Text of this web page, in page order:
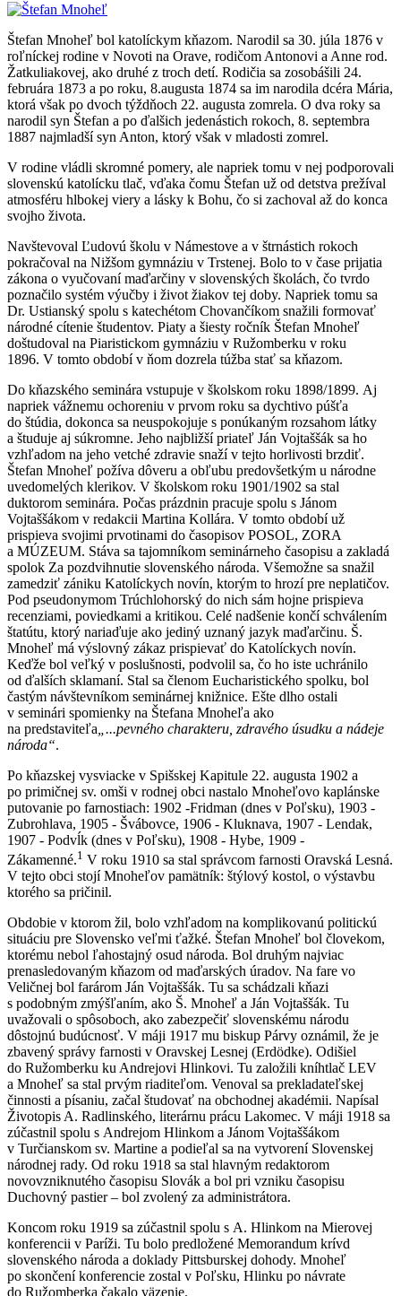
Štefan Mnoheľ bol katolíckym kňazom. Narodil sa 30. júla 1876 v
roľníckej rodine v Novoti na Orave, rodičom Antonovi a Anne rod.
Žatkuliakovej, ako druhé z troch detí. Rodičia sa zosobášili 24.
februára 1873 a po roku, 8.augusta 1874 sa im narodila dcéra Mária,
ktorá však po dvoch týždňoch 22. augusta zomrela. O dva roky sa
narodil syn Štefan a po ďalšich jedenástich rokoch, 8. septembra
1887 najmladší syn Anton, ktorý však v mladosti zomrel.
V rodine vládli skromné pomery, ale napriek tomu v nej podporovali
slovenskú katolícku tlač, vďaka čomu Štefan už od detstva prežíval
atmosféru hlbokej viery a lásky k Bohu, čo si zachoval až do konca
svojho života.
Navštevoval Ľudovú školu v Námestove a v štrnástich rokoch
pokračoval na Nižšom gymnáziu v Trstenej. Bolo to v čase prijatia
zákona o vyučovaní maďarčiny v slovenských školách, čo tvrdo
poznačilo systém výučby i život žiakov tej doby. Napriek tomu sa
Dr. Ustianský spolu s katechétom Chovančíkom snažili formovať
národné cítenie študentov. Piaty a šiesty ročník Štefan Mnoheľ
doštudoval na Piaristickom gymnáziu v Ružomberku v roku
1896. V tomto období v ňom dozrela túžba stať sa kňazom.
Do kňazského seminára vstupuje v školskom roku 1898/1899. Aj
napriek vážnemu ochoreniu v prvom roku sa dychtivo púšťa
do štúdia, dokonca sa neuspokojuje s ponúkaným rozsahom látky
a študuje aj súkromne. Jeho najbližší priateľ Ján Vojtaššák sa ho
vzhľadom na jeho vetché zdravie snaží v tejto horlivosti brzdiť.
Štefan Mnoheľ požíva dôveru a obľubu predovšetkým u národne
uvedomelých klerikov. V školskom roku 1901/1902 sa stal
duktorom seminára. Počas prázdnin pracuje spolu s Jánom
Vojtaššákom v redakcii Martina Kollára. V tomto období už
prispieva svojimi prvotinami do časopisov POSOL, ZORA
a MÚZEUM. Stáva sa tajomníkom seminárneho časopisu a zakladá
spolok Za pozdvihnutie slovenského národa. Všemožne sa snažil
zamedziť zániku Katolíckych novín, ktorým to hrozí pre neplatičov.
Pod pseudonymom Trúchlohorský do nich sám hojne prispieva
recenziami, poviedkami a kritikou. Celé nadšenie končí schválením
štatútu, ktorý nariaďuje ako jediný uznaný jazyk maďarčinu. Š.
Mnoheľ má výslovný zákaz prispievať do Katolíckych novín.
Keďže bol veľký v poslušnosti, podvolil sa, čo ho iste uchránilo
od ďalších sklamaní. Stal sa členom Eucharistického spolku, bol
častým návštevníkom seminárnej knižnice. Ešte dlho ostali
v seminári spomienky na Štefana Mnoheľa ako
na predstaviteľa „...pevného charakteru, zdravého úsudku a nádeje
národa“.
Po kňazskej vysviacke v Spišskej Kapitule 22. augusta 1902 a
po primičnej sv. omši v rodnej obci nastalo Mnoheľovo kaplánske
putovanie po farnostiach: 1902 -Fridman (dnes v Poľsku), 1903 -
Zubrohlava, 1905 - Švábovce, 1906 - Kluknava, 1907 - Lendak,
1907 - Podvĺk (dnes v Poľsku), 1908 - Hybe, 1909 -
Zákamenné.1 V roku 1910 sa stal správcom farnosti Oravská Lesná.
V tejto obci stojí Mnoheľov pamätník: štýlový kostol, o výstavbu
ktorého sa pričinil.
Obdobie v ktorom žil, bolo vzhľadom na komplikovanú politickú
situáciu pre Slovensko veľmi ťažké. Štefan Mnoheľ bol človekom,
ktorému nebol ľahostajný osud národa. Bol druhým najviac
prenasledovaným kňazom od maďarských úradov. Na fare vo
Veličnej bol farárom Ján Vojtaššák. Tu sa schádzali kňazi
s podobným zmýšľaním, ako Š. Mnoheľ a Ján Vojtaššák. Tu
uvažovali o spôsoboch, ako zabezpečiť slovenskému národu
dôstojnú budúcnosť. V máji 1917 mu biskup Párvy oznámil, že je
zbavený správy farnosti v Oravskej Lesnej (Erdödke). Odišiel
do Ružomberku ku Andrejovi Hlinkovi. Tu založili kníhtlač LEV
a Mnoheľ sa stal prvým riaditeľom. Venoval sa prekladateľskej
činnosti a písaniu, začal študovať na obchodnej akadémii. Napísal
Životopis A. Radlinského, literárnu prácu Lakomec. V máji 1918 sa
zúčastnil spolu s Andrejom Hlinkom a Jánom Vojtaššákom
v Turčianskom sv. Martine a podieľal sa na vytvorení Slovenskej
národnej rady. Od roku 1918 sa stal hlavným redaktorom
novovzniknutého časopisu Slovák a bol pri vzniku časopisu
Duchovný pastier – bol zvolený za administrátora.
Koncom roku 1919 sa zúčastnil spolu s A. Hlinkom na Mierovej
konferencii v Paríži. Tu bolo predložené Memorandum krívd
slovenského národa a doklady Pittsburskej dohody. Mnoheľ
po skončení konferencie zostal v Poľsku, Hlinku po návrate
do Ružomberka čakalo väzenie.